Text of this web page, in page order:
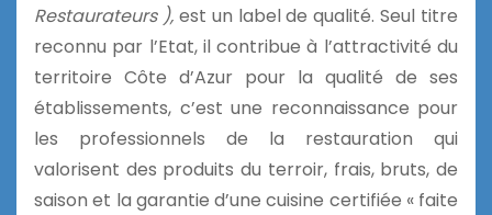
Restaurateurs ),est un label de qualité. Seul titre
reconnu par l’Etat, il contribue à l’attractivité du
territoire Côte d’Azur pour la qualité de ses
établissements, c’est une reconnaissance pour
les professionnels de la restauration qui
valorisent des produits du terroir, frais, bruts, de
saison et la garantie d’une cuisine certifiée « faite